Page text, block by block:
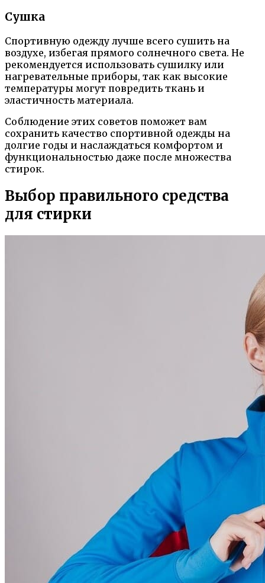
Сушка
Спортивную одежду лучше всего сушить на
воздухе, избегая прямого солнечного света. Не
рекомендуется использовать сушилку или
нагревательные приборы, так как высокие
температуры могут повредить ткань и
эластичность материала.
Соблюдение этих советов поможет вам
сохранить качество спортивной одежды на
долгие годы и наслаждаться комфортом и
функциональностью даже после множества
стирок.
Выбор правильного средства
для стирки